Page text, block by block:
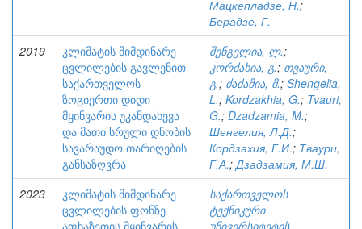
Мацкепладзе, Н.;
Берадзе, Г.
2019
კლიმატის მიმდინარე
ცვლილების გავლენით
საქართველოს
ზოგიერთი დიდი
მყინვარის უკანდახევა
და მათი სრული დნობის
სავარაუდო თარიღების
განსაზღვრა
შენგელია, ლ.;
კორძახია, გ.; თვაური,
გ.; ძაძამია, მ.; Shengelia,
L.; Kordzakhia, G.; Tvauri,
G.; Dzadzamia, M.;
Шенгелия, Л.Д.;
Кордзахия, Г.И.; Тваури,
Г.А.;Дзадзамия, М.Ш.
2023
კლიმატის მიმდინარე
ცვლილების ფონზე
აფხაზეთის მყინვარის
საქართველოს
ტექნიკური
უნივერსიტეტის